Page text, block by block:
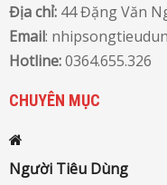
Địa chỉ: 44 Đặng Văn
Email:
Hotline:0364.655.326
CHUYÊN MỤC
Người Tiêu Dùng